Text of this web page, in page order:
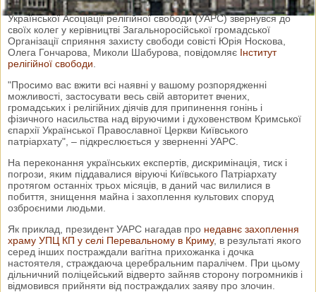
З таким закликом професорВіктор Єленськийвід імені
Української Асоціації релігійної свободи (УАРС) звернувся до
своїх колег у керівництві Загальноросійської громадської
Організації сприяння захисту свободи совісті Юрія Носкова,
Олега Гончарова, Миколи Шабурова, повідомляє Інститут
релігійної свободи
"Просимо вас вжити всі наявні у вашому розпорядженні
можливості, застосувати весь свій авторитет вчених,
громадських і релігійних діячів для припинення гонінь і
фізичного насильства над віруючими і духовенством Кримської
єпархії Української Православної Церкви Київського
патріархату", – підкреслюється у зверненні УАРС.
На переконання українських експертів, дискримінація, тиск і
погрози, яким піддавалися віруючі Київського Патріархату
протягом останніх трьох місяців, в даний час вилилися в
побиття, знищення майна і захоплення культових споруд
озброєними людьми.
Як приклад, президент УАРС нагадав про недавнє захоплення
храму УПЦ КП у селі Перевальному в Криму, в результаті якого
серед інших постраждали вагітна прихожанка і дочка
настоятеля, страждаюча церебральним паралічем. При цьому
дільничний поліцейський відверто зайняв сторону погромників і
відмовився прийняти від постраждалих заяву про злочин.